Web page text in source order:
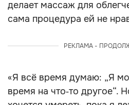
делает массаж для
сама процедура ей не
РЕКЛАМА -
«Я всё время думаю: „Я
время на что‑то другое“.